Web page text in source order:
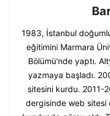
1983, İstanbul
eğitimini Marmara
Bölümü'nde yaptı.
yazmaya başladı.
sitesini kurdu. 2011-
dergisinde web sitesi